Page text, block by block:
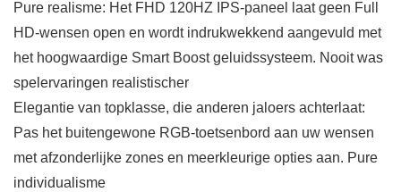
Pure realisme: Het FHD 120HZ IPS-paneel laat geen Full
HD-wensen open en wordt indrukwekkend aangevuld met
het hoogwaardige Smart Boost geluidssysteem. Nooit was
spelervaringen realistischer
Elegantie van topklasse, die anderen jaloers achterlaat:
Pas het buitengewone RGB-toetsenbord aan uw wensen
met afzonderlijke zones en meerkleurige opties aan. Pure
individualisme